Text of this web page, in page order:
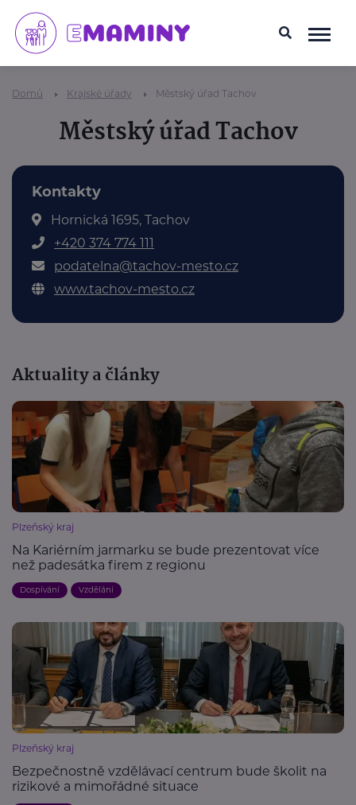
Domů Krajské úřady Městský úřad Tachov
Městský úřad Tachov
Kontakty
Hornická 1695, Tachov
+420 374 774 111
podatelna@tachov-mesto.cz
www.tachov-mesto.cz
Aktuality a články
Plzeňský kraj
Na Kariérním jarmarku se bude prezentovat více
než padesátka firem z regionu
Dospívání Vzdělání
Plzeňský kraj
Bezpečnostně vzdělávací centrum bude školit na
rizikové a mimořádné situace